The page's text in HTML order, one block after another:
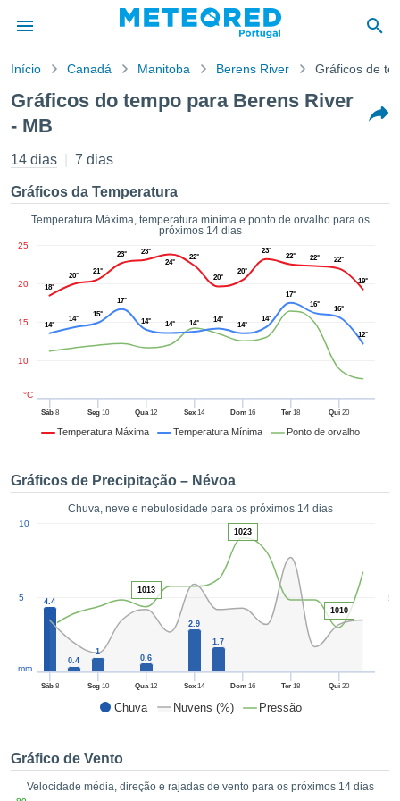
da
por
que as
a este
forma
ou
permite-
a nossa
fornecer-
botão
todos os
ou
no
como
um perfil
CONFIGURAÇÕES
Início Canadá Manitoba Berens River Gráficos de
Gráficos do tempo para Berens River
- MB
14 dias 7 dias
Gráficos da Temperatura
Temperatura Máxima, temperatura mínima e ponto de orvalho para os
próximos 14 dias
Temperatura Máxima Temperatura Mínima Ponto de orvalho
Sáb8 Seg10 Qua12 Sex 14 Dom16 Ter 18 Qui 20
10
15
20
25
°C
18°
20°
21°
23°
23°
24°
22°
20°
20°
23°
22° 22° 22°
19°
14°
14°
15°
17°
14° 14° 14° 14°
14°
14°
17°
16°
16°
12°
Gráficos de Precipitação – Névoa
Chuva, neve e nebulosidade para os próximos 14 dias
Chuva Nuvens (%) Pressão
50
Sáb8 Seg10 Qua12 Sex 14 Dom16 Ter 18 Qui 20
5
10
mm
4.4
0.4
1
0.6
2.9
1.7
1013
1023
1010
Gráfico de Vento
Velocidade média, direção e rajadas de vento para os próximos 14 dias